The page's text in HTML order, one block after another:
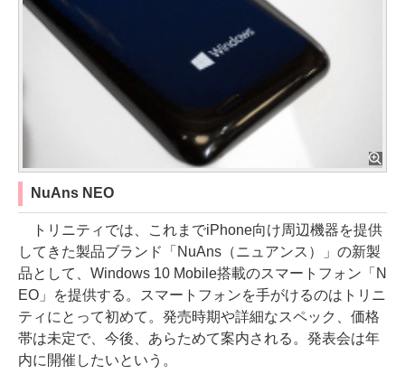
NuAns NEO
トリニティでは、これまでiPhone向け周辺機器を提供
してきた製品ブランド「NuAns（ニュアンス）」の新製
品として、Windows 10 Mobile搭載のスマートフォン「N
EO」を提供する。スマートフォンを手がけるのはトリニ
ティにとって初めて。発売時期や詳細なスペック、価格
帯は未定で、今後、あらためて案内される。発表会は年
内に開催したいという。